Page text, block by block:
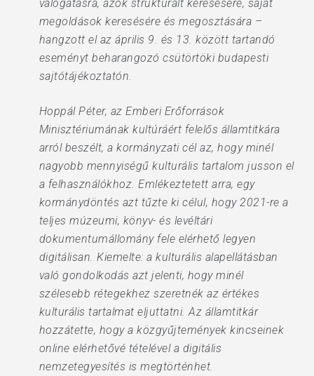
válogatásra, azok strukturált keresésére, saját
megoldások keresésére és megosztására –
hangzott el az április 9. és 13. között tartandó
eseményt beharangozó csütörtöki budapesti
sajtótájékoztatón.
Hoppál Péter, az Emberi Erőforrások
Minisztériumának kultúráért felelős államtitkára
arról beszélt, a kormányzati cél az, hogy minél
nagyobb mennyiségű kulturális tartalom jusson el
a felhasználókhoz. Emlékeztetett arra, egy
kormánydöntés azt tűzte ki célul, hogy 2021-re a
teljes múzeumi, könyv- és levéltári
dokumentumállomány fele elérhető legyen
digitálisan. Kiemelte: a kulturális alapellátásban
való gondolkodás azt jelenti, hogy minél
szélesebb rétegekhez szeretnék az értékes
kulturális tartalmat eljuttatni. Az államtitkár
hozzátette, hogy a közgyűjtemények kincseinek
online elérhetővé tételével a digitális
nemzetegyesítés is megtörténhet.